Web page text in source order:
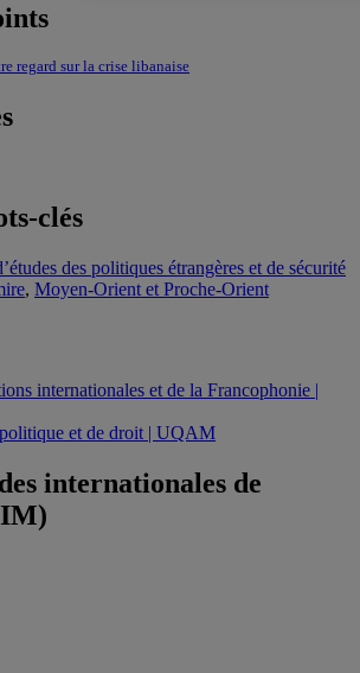
regard sur la crise libanaise
clés
des politiques étrangères et de sécurité
, Moyen-Orient et Proche-Orient
internationales de